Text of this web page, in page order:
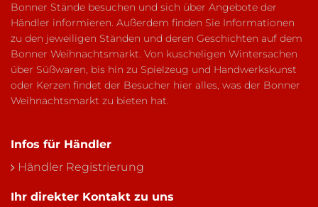
Bonner Stände besuchen und sich über Angebote der
Händler informieren. Außerdem finden Sie Informationen
zu den jeweiligen Ständen und deren Geschichten auf dem
Bonner Weihnachtsmarkt. Von kuscheligen Wintersachen
über Süßwaren, bis hin zu Spielzeug und Handwerkskunst
oder Kerzen findet der Besucher hier alles, was der Bonner
Weihnachtsmarkt zu bieten hat.
Infos für Händler
Händler Registrierung
Ihr direkter Kontakt zu uns